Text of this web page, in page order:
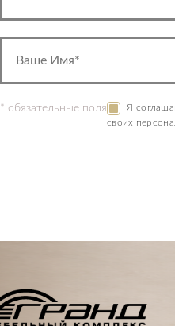
* обязательные поля Я
своих